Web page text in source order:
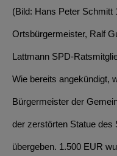
(Bild: Hans Peter Schmitt
Ortsbürgermeister, Ralf
Lattmann SPD-
Wie bereits angekündigt,
Bürgermeister der
der zerstörten Statue des
übergeben. 1.500 EUR